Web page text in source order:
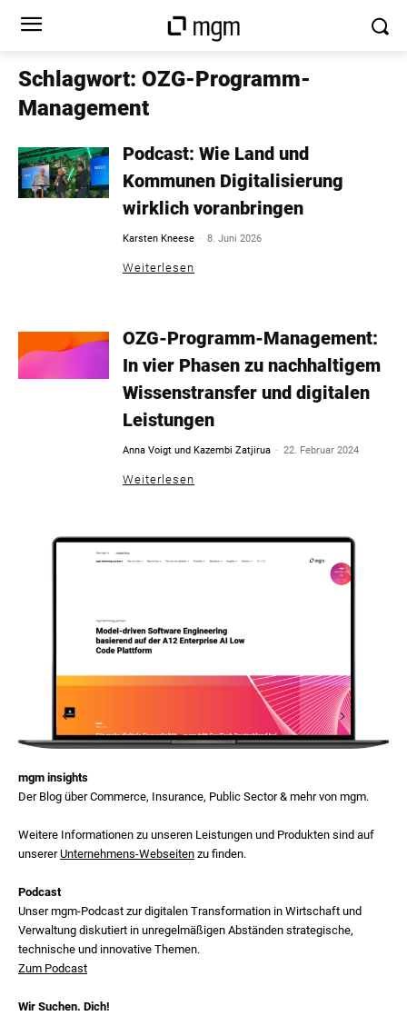
Schlagwort: OZG-Programm-
Management
Podcast: Wie Land und
Kommunen Digitalisierung
wirklich voranbringen
Karsten Kneese - 8. Juni 2026
Weiterlesen
OZG-Programm-Management:
In vier Phasen zu nachhaltigem
Wissenstransfer und digitalen
Leistungen
Anna Voigt und Kazembi Zatjirua - 22. Februar 2024
Weiterlesen
mgm insights
Der Blog über Commerce, Insurance, Public Sector & mehr von mgm.
Weitere Informationen zu unseren Leistungen und Produkten sind auf
unsererUnternehmens-Webseiten zu finden.
Podcast
Unser mgm‑Podcast zur digitalen Transformation in Wirtschaft und
Verwaltung diskutiert in unregelmäßigen Abständen strategische,
technische und innovative Themen.
Zum Podcast
Wir Suchen. Dich!